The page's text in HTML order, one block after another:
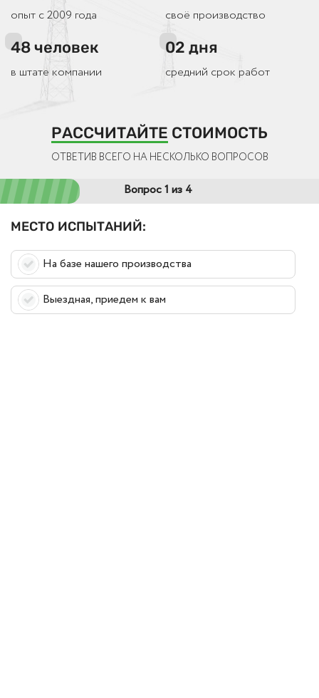
опыт с 2009 года своё производство
48человек
в штате компании
02 дня
средний срок работ
РАССЧИТАЙТЕ СТОИМОСТЬ
ОТВЕТИВ ВСЕГО НА НЕСКОЛЬКО ВОПРОСОВ
Вопрос 1 из 4
МЕСТО ИСПЫТАНИЙ:
На базе нашего производства
Выездная, приедем к вам